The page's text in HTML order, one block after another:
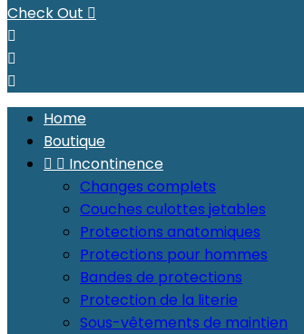
Check Out 



Home
Boutique
  Incontinence
Changes complets
Couches culottes jetables
Protections anatomiques
Protections pour hommes
Bandes de protections
Protection de la literie
Sous-vêtements de maintien